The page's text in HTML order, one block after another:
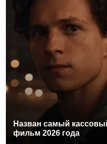
Назван самый
фильм 2026 года